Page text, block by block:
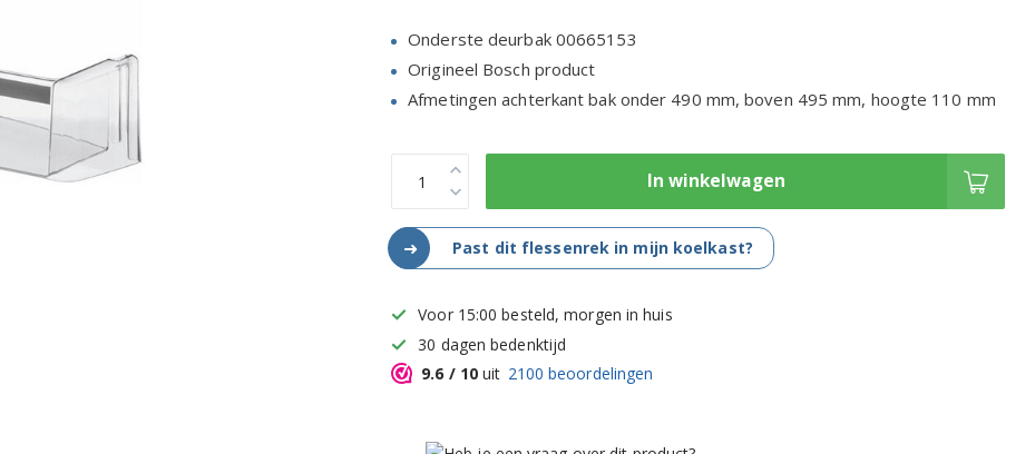
Onderste deurbak 00665153
Origineel Bosch product
Afmetingen achterkant bak onder 490 mm, boven 495 mm, hoogte 110 mm
In winkelwagen
➜ Past dit flessenrek in mijn koelkast?
Voor 15:00 besteld, morgen in huis
30 dagen bedenktijd
9.6 / 10 uit 2100 beoordelingen